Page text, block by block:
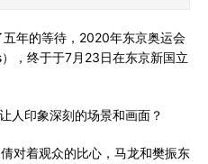
年的等待，2020年东京奥运会
，终于于7月23日在东京新国立
人印象深刻的场景和画面？
对着观众的比心，马龙和樊振东